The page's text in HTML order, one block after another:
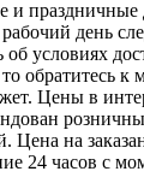
и праздничные
день
об условиях
обратитесь к
Цены в
Цена на
24 часов с